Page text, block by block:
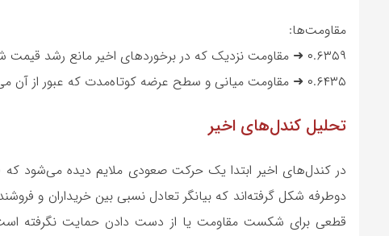
مقاومت‌ها:
۰.۶۳۵۹ ➜ مقاومت نزدیک که در برخوردهای اخیر مانع رشد قیمت شده است.
۰.۶۴۳۵ ➜ مقاومت میانی و سطح عرضه کوتاه‌مدت که عبور از آن می‌تواند مومنتوم صعودی ایجاد کند.
تحلیل کندل‌های اخیر
در کندل‌های اخیر ابتدا یک حرکت صعودی ملایم دیده می‌شود
دوطرفه شکل گرفته‌اند که بیانگر تعادل نسبی بین خریداران و
قطعی برای شکست مقاومت یا از دست دادن حمایت نگرفته